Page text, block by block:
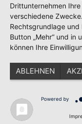
Drittunternehmen
verschiedene
Rechtsgrundlage
Button „Mehr“ und in
können Ihre
ABLEHNEN
Powered by